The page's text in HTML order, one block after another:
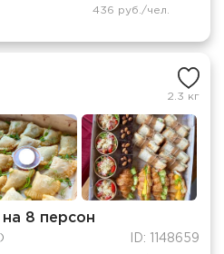
436 руб./чел.
2.3 кг
8 персон
ID: 1148659